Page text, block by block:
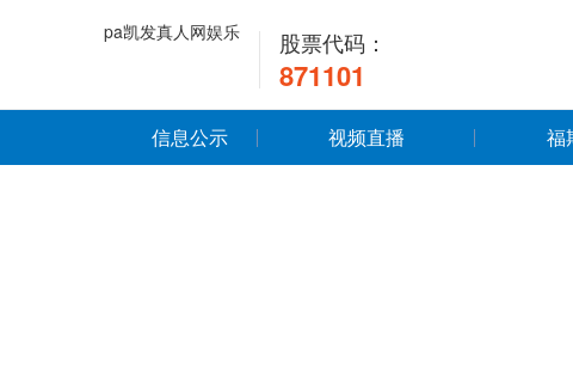
pa凯发真人网娱乐 股票代码：
871101
信息公示 视频直播 福